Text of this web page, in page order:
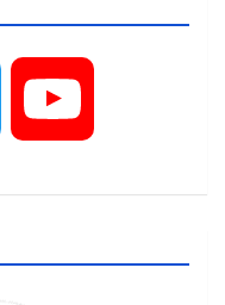
i u